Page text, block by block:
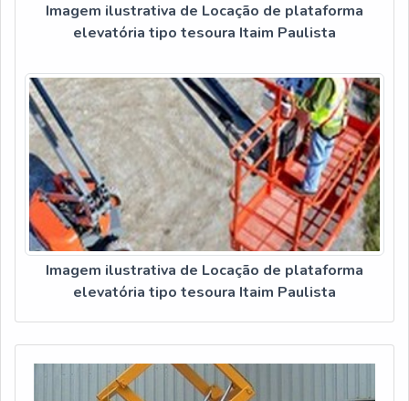
Imagem ilustrativa de Locação de plataforma
elevatória tipo tesoura Itaim Paulista
Imagem ilustrativa de Locação de plataforma
elevatória tipo tesoura Itaim Paulista